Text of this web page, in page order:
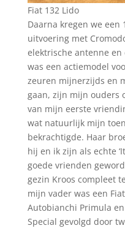
Fiat 132 Lido
Daarna kregen we een
uitvoering met
elektrische antenne
was een actiemodel
zeuren mijnerzijds en
gaan, zijn mijn ouders
van mijn eerste
wat natuurlijk mijn
bekrachtigde. Haar
hij en ik zijn als echte
goede vrienden
gezin Kroos compleet
mijn vader was een
Autobianchi Primula
Special gevolgd door